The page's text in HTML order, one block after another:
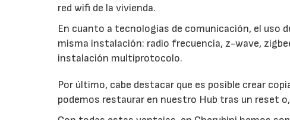
red wifi de la vivienda.
En cuanto a tecnologías de comunicación, el uso
misma instalación: radio frecuencia, z-wave,
instalación multiprotocolo.
Por último, cabe destacar que es posible crear
podemos restaurar en nuestro Hub tras un reset